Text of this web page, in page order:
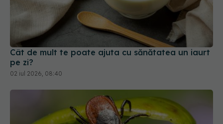
Cât de mult te poate ajuta cu sănătatea un iaurt
02 iul 2026, 08:40